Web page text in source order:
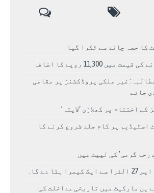
کا حصہ چاند سے ٹکرا گیا
11,300 روپے کا اضافہ
غیر ملکی پروڈکشنز پر مقامی
جائے
اختتام پر کھلاڑی ‘لاپتہ’
اسٹیڈیم پر کام جلد شروع کرنے کا
رحم گرمی’ کی لپیٹ میں
ہٹا دے گا.
ین مارکیٹ میں تاریخی مداخلت کی